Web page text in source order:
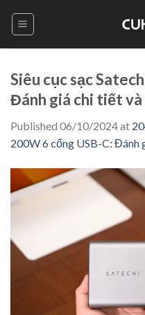
Siêu cục sạc
Đánh giá chi tiết
Published 06/10/2024at
200W 6 cổng USB-C: